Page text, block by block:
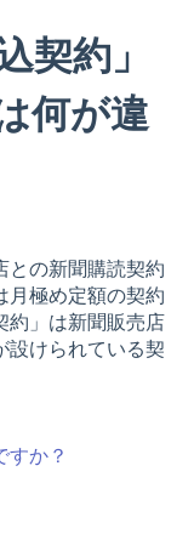
契約」
何が違
との新聞購読契約
月極め定額の契約
約」は新聞販売店
設けられている契
すか？